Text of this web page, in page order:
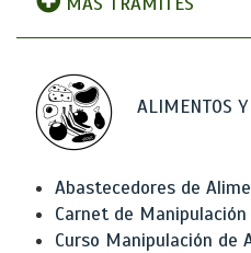
ALIMENTOS
Abastecedores de
Carnet de
Curso Manipulación de